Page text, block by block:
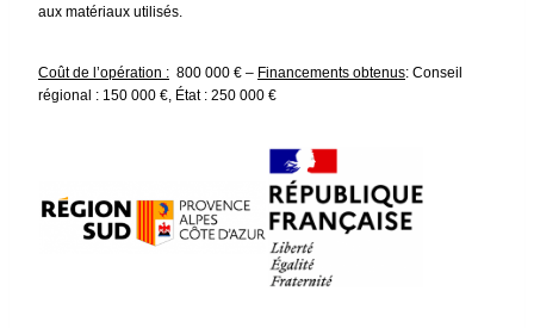
aux matériaux utilisés.
Coût de l’opération : 800 000 € – Financements obtenus: Conseil
régional : 150 000 €, État : 250 000 €